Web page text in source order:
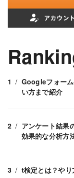
Googleフォー
い方まで紹介
アンケート結果
効果的な分析方
t検定とは？や